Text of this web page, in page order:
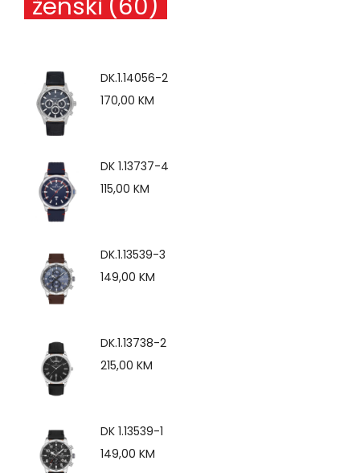
DK.1.14056-2
170,00 KM
DK 1.13737-4
115,00 KM
DK.1.13539-3
149,00 KM
DK.1.13738-2
215,00 KM
DK 1.13539-1
149,00 KM